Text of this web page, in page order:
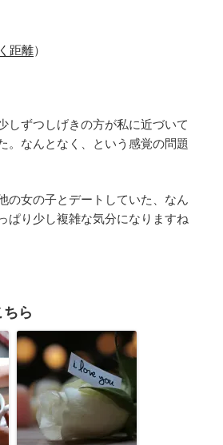
距離）
しずつしげきの方が私に近づいて
。なんとなく、という感覚の問題
の女の子とデートしていた、なん
ぱり少し複雑な気分になりますね
ら